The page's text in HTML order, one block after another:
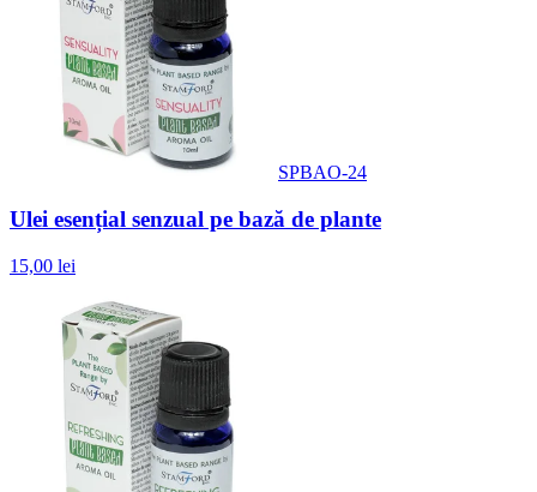
SPBAO-24
Ulei esențial senzual pe bază de plante
15,00 lei